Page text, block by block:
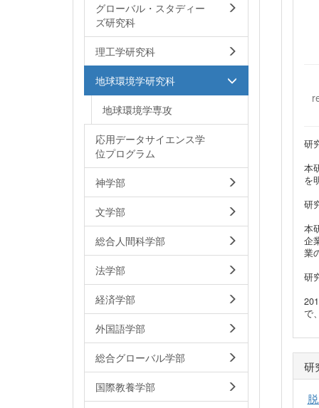
研
本
を
研
本
企
業
研
で
研
グローバル・スタディー
ズ研究科
理工学研究科
地球環境学研究科
地球環境学専攻
応用データサイエンス学
位プログラム
神学部
文学部
総合人間科学部
法学部
経済学部
外国語学部
総合グローバル学部
国際教養学部